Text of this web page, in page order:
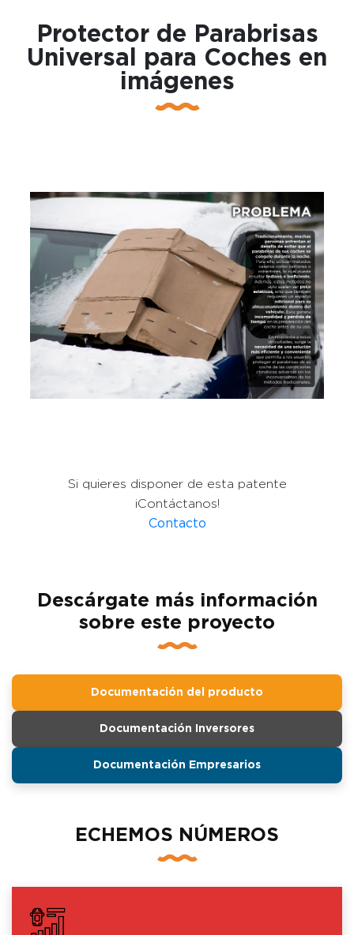
Protector de Parabrisas
Universal para Coches en
imágenes
Si quieres disponer de esta patente
¡Contáctanos!
Contacto
Descárgate más información
sobre este proyecto
Documentación del producto
Documentación Inversores
Documentación Empresarios
ECHEMOS NÚMEROS